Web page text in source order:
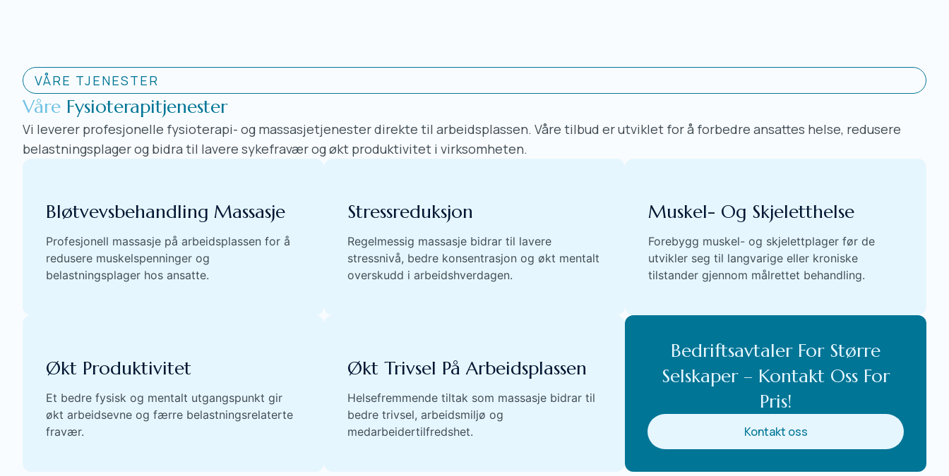
VÅRE TJENESTER
Våre Fysioterapitjenester
Vi leverer profesjonelle fysioterapi- og massasjetjenester direkte til arbeidsplassen. Våre tilbud er utviklet for å forbedre ansattes helse, redusere
belastningsplager og bidra til lavere sykefravær og økt produktivitet i virksomheten.
Bløtvevsbehandling Massasje
Profesjonell massasje på arbeidsplassen for å
redusere muskelspenninger og
belastningsplager hos ansatte.
Stressreduksjon
Regelmessig massasje bidrar til lavere
stressnivå, bedre konsentrasjon og økt mentalt
overskudd i arbeidshverdagen.
Muskel- Og Skjeletthelse
Forebygg muskel- og skjelettplager før de
utvikler seg til langvarige eller kroniske
tilstander gjennom målrettet behandling.
Økt Produktivitet
Et bedre fysisk og mentalt utgangspunkt gir
økt arbeidsevne og færre belastningsrelaterte
fravær.
Økt Trivsel På Arbeidsplassen
Helsefremmende tiltak som massasje bidrar til
bedre trivsel, arbeidsmiljø og
medarbeidertilfredshet.
Bedriftsavtaler For Større
Selskaper – Kontakt Oss For
Pris!
Kontakt oss